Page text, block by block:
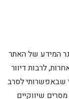
המידע של האתר
לרבות דיוור
שבאפשרותי לסרב
שיווקיים